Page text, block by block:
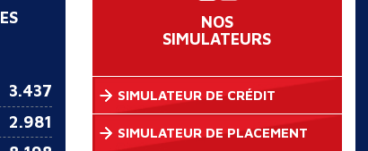
3.437
2.981
NOS
SIMULATEURS
SIMULATEUR DE CRÉDIT
SIMULATEUR DE PLACEMENT